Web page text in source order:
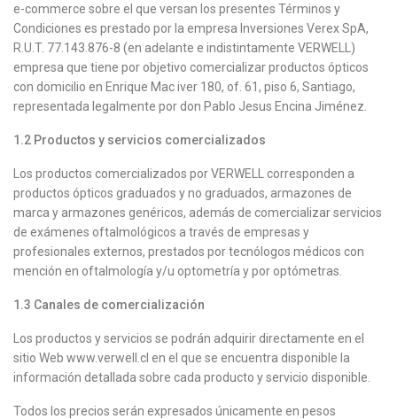
e-commerce sobre el que versan los presentes Términos y
Condiciones es prestado por la empresa Inversiones Verex SpA,
R.U.T. 77.143.876-8 (en adelante e indistintamente VERWELL)
empresa que tiene por objetivo comercializar productos ópticos
con domicilio en Enrique Mac iver 180, of. 61, piso 6, Santiago,
representada legalmente por don Pablo Jesus Encina Jiménez.
1.2 Productos y servicios comercializados
Los productos comercializados por VERWELL corresponden a
productos ópticos graduados y no graduados, armazones de
marca y armazones genéricos, además de comercializar servicios
de exámenes oftalmológicos a través de empresas y
profesionales externos, prestados por tecnólogos médicos con
mención en oftalmología y/u optometría y por optómetras.
1.3 Canales de comercialización
Los productos y servicios se podrán adquirir directamente en el
sitio Web www.verwell.cl en el que se encuentra disponible la
información detallada sobre cada producto y servicio disponible.
Todos los precios serán expresados únicamente en pesos